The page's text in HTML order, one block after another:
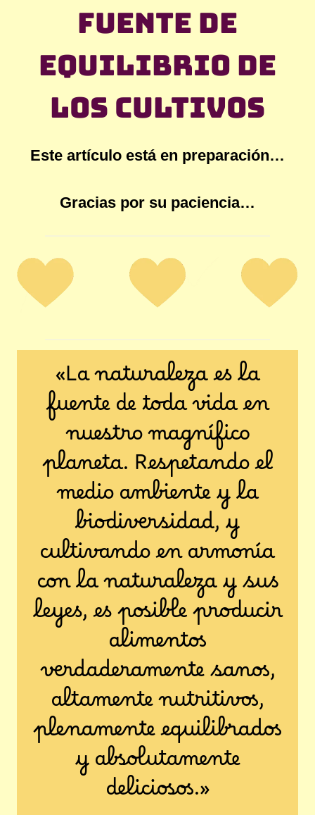
fuente de
equilibrio de
los cultivos
Este artículo está en preparación…
Gracias por su paciencia…
«La naturaleza es la
fuente de toda vida en
nuestro magnífico
planeta. Respetando el
medio ambiente y la
biodiversidad, y
cultivando en armonía
con la naturaleza y sus
leyes, es posible producir
alimentos
verdaderamente sanos,
altamente nutritivos,
plenamente equilibrados
y absolutamente
deliciosos.»